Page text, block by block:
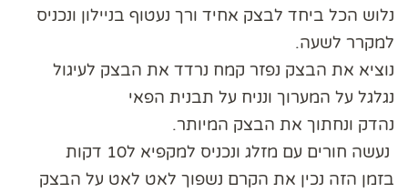
נלוש הכל ביחד לבצק אחיד ורך נעטוף בניילון ונכניס
למקרר לשעה.
נוציא את הבצק נפזר קמח נרדד את הבצק לעיגול
נגלגל על המערוך ונניח על תבנית הפאי
נהדק ונחתוך את הבצק המיותר.
נעשה חורים עם מזלג ונכניס למקפיא ל10 דקות
בזמן הזה נכין את הקרם נשפוך לאט לאט על הבצק